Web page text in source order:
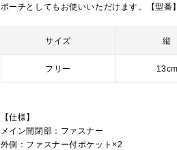
ポーチとしてもお使いいただけます。【型
サイズ 縦
フリー 13cm
【仕様】
メイン開閉部：ファスナー
外側：ファスナー付ポケット×2